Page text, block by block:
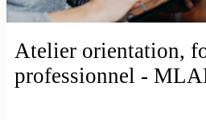
Atelier orientation,
professionnel -